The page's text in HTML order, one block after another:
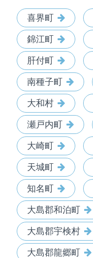
喜界町
錦江町
肝付町
南種子町
大和村
瀬戸内町
大崎町
天城町
知名町
大島郡和泊町
大島郡宇検村
大島郡龍郷町